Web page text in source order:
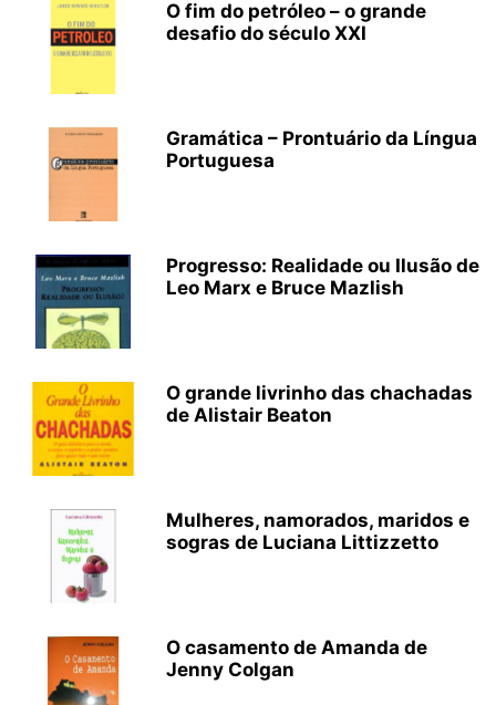
O fim do petróleo – o grande
desafio do século XXI
Gramática – Prontuário da Língua
Portuguesa
Progresso: Realidade ou Ilusão de
Leo Marx e Bruce Mazlish
O grande livrinho das chachadas
de Alistair Beaton
Mulheres, namorados, maridos e
sogras de Luciana Littizzetto
O casamento de Amanda de
Jenny Colgan